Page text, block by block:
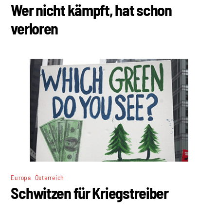
Wer nicht kämpft, hat schon
verloren
Europa Österreich
Schwitzen für Kriegstreiber